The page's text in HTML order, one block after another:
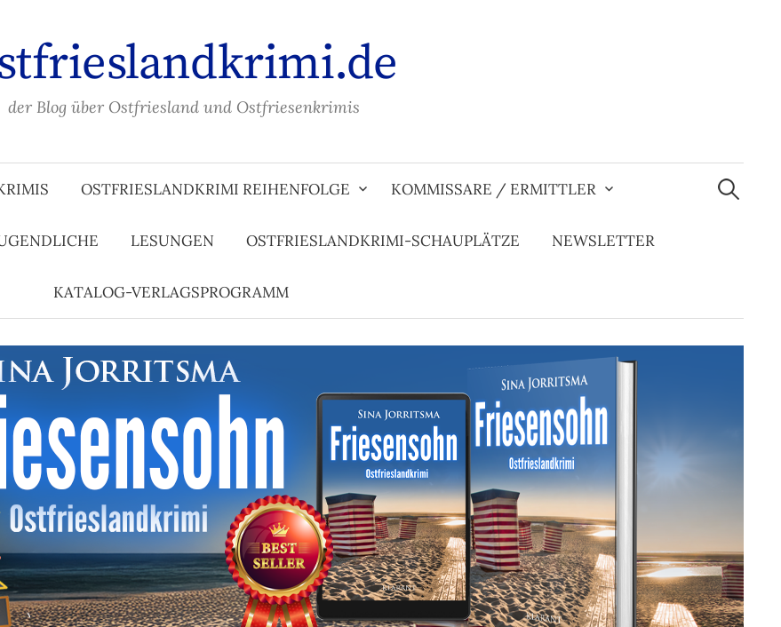
der Blog über Ostfriesland und Ostfriesenkrimis
OSTFRIESLANDKRIMI REIHENFOLGE KOMMISSARE / ERMITTLER
LESUNGEN OSTFRIESLANDKRIMI-SCHAUPLÄTZE NEWSLETTER
KATALOG-VERLAGSPROGRAMM
Suchen
nach: